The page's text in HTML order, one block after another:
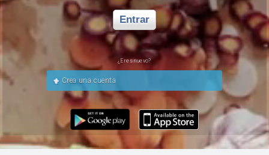
Entrar
¿Eres nuevo?
Crea una cuenta